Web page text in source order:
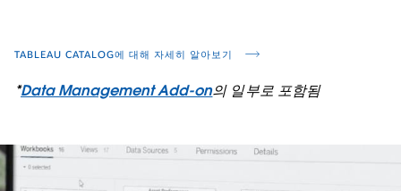
TABLEAU CATALOG에 대해 자세히 알아보기
*Data Management Add-on의 일부로 포함됨